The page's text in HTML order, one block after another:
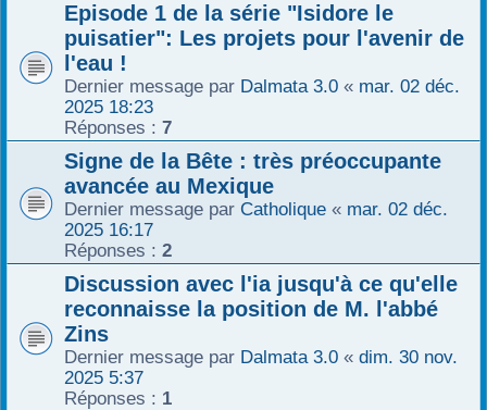
Episode 1 de la série "Isidore le
puisatier": Les projets pour l'avenir de
l'eau !
Dernier message par Dalmata 3.0 « mar. 02 déc.
2025 18:23
Réponses : 7
Signe de la Bête : très préoccupante
avancée au Mexique
Dernier message par Catholique « mar. 02 déc.
2025 16:17
Réponses : 2
Discussion avec l'ia jusqu'à ce qu'elle
reconnaisse la position de M. l'abbé
Zins
Dernier message par Dalmata 3.0 « dim. 30 nov.
2025 5:37
Réponses : 1